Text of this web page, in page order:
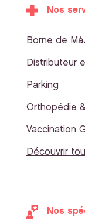
Nos
Borne de
Distributeur
Parking
Orthopédie
Vaccination
Découvrir
Nos